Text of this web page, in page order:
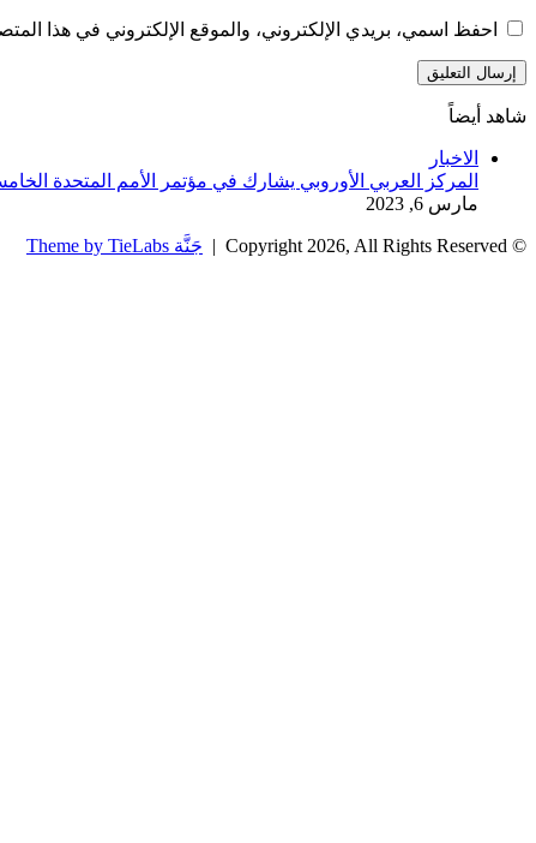
احفظ اسمي، بريدي الإلكتروني، والموقع الإلكتروني في هذا
شاهد أيضاً
الاخبار
المركز العربي الأوروبي يشارك في مؤتمر الأمم المتحدة
مارس 6, 2023
© Copyright 2026, All Rights Reserved |
جَنَّة Theme by TieLabs